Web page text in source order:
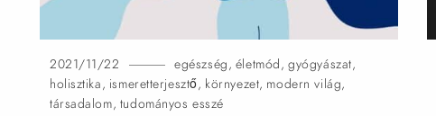
2021/11/22 egészség, életmód,gyógyászat,
holisztika, ismeretterjesztő, környezet, modern világ,
társadalom, tudományos esszé